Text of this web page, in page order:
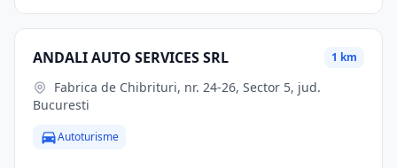
ANDALI AUTO SERVICES SRL 1 km
Bucuresti
Autoturisme